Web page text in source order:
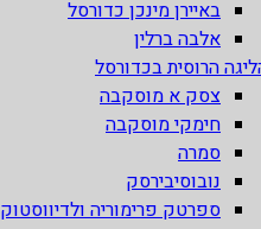
באיירן מינכן כדורסל
אלבה ברלין
הרוסית בכדורסל
צסק א מוסקבה
חימקי מוסקבה
סמרה
נובוסיבירסק
ספרטק פרימוריה ולדיווסטוק